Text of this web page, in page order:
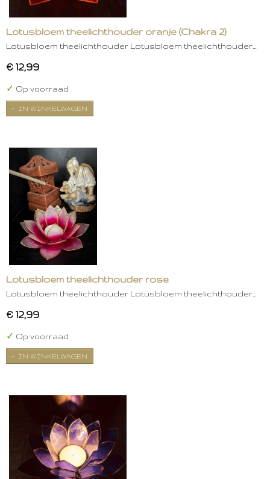
Lotusbloem theelichthouder oranje (Chakra 2)
Lotusbloem theelichthouder Lotusbloem theelichthouder…
€ 12,99
✓ Op voorraad
IN WINKELWAGEN
Lotusbloem theelichthouder rose
Lotusbloem theelichthouder Lotusbloem theelichthouder…
€ 12,99
✓ Op voorraad
IN WINKELWAGEN